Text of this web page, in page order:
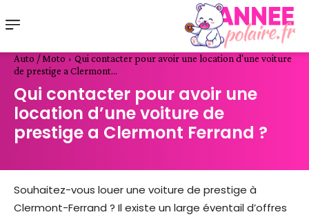
Auto / Moto
Qui contacter pour avoir une location d'une voiture
de prestige a Clermont...
Qui contacter pour avoir une
location d’une voiture de
prestige a Clermont Ferrand ?
Souhaitez-vous louer une voiture de prestige à
Clermont-Ferrand ? Il existe un large éventail d’offres